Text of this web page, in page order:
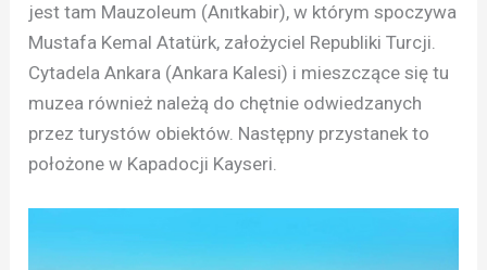
jest tam Mauzoleum (Anıtkabir), w którym spoczywa
Mustafa Kemal Atatürk, założyciel Republiki Turcji.
Cytadela Ankara (Ankara Kalesi) i mieszczące się tu
muzea również należą do chętnie odwiedzanych
przez turystów obiektów. Następny przystanek to
położone w Kapadocji Kayseri.